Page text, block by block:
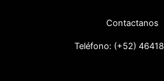
Contactanos
Teléfono: (+52) 46418